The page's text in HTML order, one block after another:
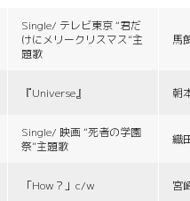
Single/ テレビ東京 “君だ
けにメリークリスマス”主
題歌
馬
『Universe』 朝
Single/ 映画 “死者の学園
祭”主題歌
織
「How？」c/w 宮